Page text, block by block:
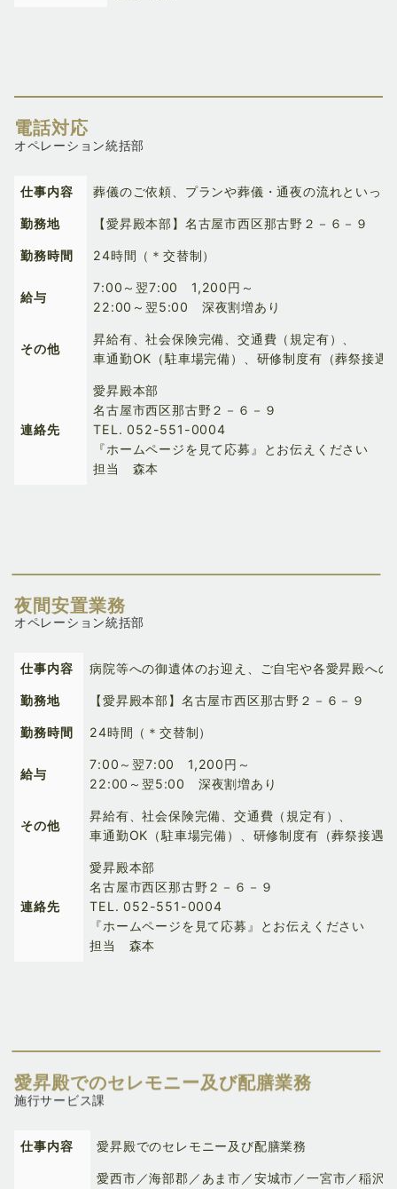
電話対応
オペレーション統括部
仕事内容 葬儀のご依頼、プランや葬儀・通夜の流れといっ
勤務地 【愛昇殿本部】名古屋市西区那古野２－６－９
勤務時間 24時間（＊交替制）
給与
7:00～翌7:00 1,200円～
22:00～翌5:00 深夜割増あり
その他
昇給有、社会保険完備、交通費（規定有）、
車通勤OK（駐車場完備）、研修制度有（葬祭接遇
連絡先
愛昇殿本部
名古屋市西区那古野２－６－９
TEL.052-551-0004
『ホームページを見て応募』とお伝えください
担当 森本
夜間安置業務
オペレーション統括部
仕事内容 病院等への御遺体のお迎え、ご自宅や各愛昇殿へ
勤務地 【愛昇殿本部】名古屋市西区那古野２－６－９
勤務時間 24時間（＊交替制）
給与
7:00～翌7:00 1,200円～
22:00～翌5:00 深夜割増あり
その他
昇給有、社会保険完備、交通費（規定有）、
車通勤OK（駐車場完備）、研修制度有（葬祭接遇
連絡先
愛昇殿本部
名古屋市西区那古野２－６－９
TEL.052-551-0004
『ホームページを見て応募』とお伝えください
担当 森本
愛昇殿でのセレモニー及び配膳業務
施行サービス課
仕事内容 愛昇殿でのセレモニー及び配膳業務
愛西市／海部郡／あま市／安城市／一宮市／稲沢